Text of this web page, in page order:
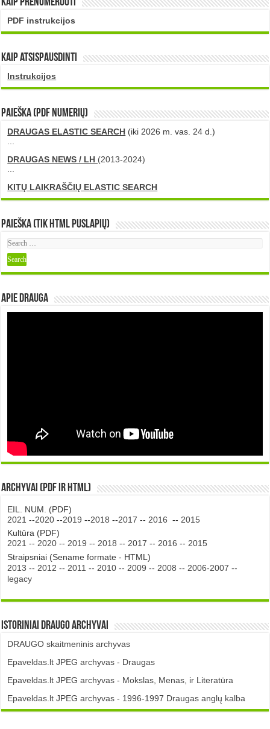
Kaip prenumeruoti
PDF instrukcijos
Kaip atsispausdinti
Instrukcijos
PAIEŠKA (PDF numerių)
DRAUGAS ELASTIC SEARCH (iki 2026 m. vas. 24 d.)
DRAUGAS NEWS / LH (2013-2024)
KITŲ LAIKRAŠČIŲ ELASTIC SEARCH
Paieška (tik HTML puslapių)
Apie DRAUGA
Archyvai (PDF ir HTML)
EIL. NUM. (PDF)
2021 --2020 --2019 --2018 --2017 -- 2016 -- 2015
Kultūra (PDF)
2021 -- 2020 -- 2019 -- 2018 -- 2017 -- 2016 -- 2015
Straipsniai (Sename formate - HTML)
2013 -- 2012 -- 2011 -- 2010 -- 2009 -- 2008 -- 2006-2007 --
legacy
Istoriniai DRAUGO Archyvai
DRAUGO skaitmeninis archyvas
Epaveldas.lt JPEG archyvas - Draugas
Epaveldas.lt JPEG archyvas - Mokslas, Menas, ir Literatūra
Epaveldas.lt JPEG archyvas - 1996-1997 Draugas anglų kalba